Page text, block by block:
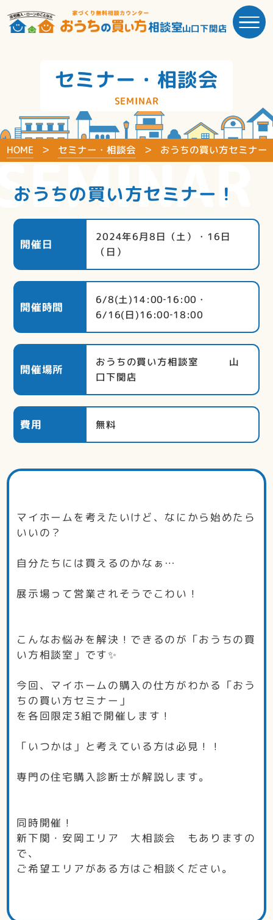
山口下関店
セミナー・相談会
SEMINAR
HOME セミナー・相談会 おうちの買い方セミナー
おうちの買い方セミナー！
開催日
2024年6月8日（土）・16日
（日）
開催時間
6/8(土)14:00‐16:00・
6/16(日)16:00‐18:00
開催場所
おうちの買い方相談室 山
口下関店
費用 無料
マイホームを考えたいけど、なにから始めたら
いいの？
自分たちには買えるのかなぁ…
展示場って営業されそうでこわい！
こんなお悩みを解決！できるのが「おうちの買
い方相談室」です✨
今回、マイホームの購入の仕方がわかる「おう
ちの買い方セミナー」
を各回限定3組で開催します！
「いつかは」と考えている方は必見！！
専門の住宅購入診断士が解説します。
同時開催！
新下関・安岡エリア 大相談会 もありますの
で、
ご希望エリアがある方はご相談ください。